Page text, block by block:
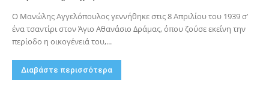
Ο Μανώλης Αγγελόπουλος γεννήθηκε στις 8 Απριλίου του 1939 σ’
ένα τσαντίρι στον Άγιο Αθανάσιο Δράμας, όπου ζούσε εκείνη την
περίοδο η οικογένειά του,...
Διαβάστε περισσότερα